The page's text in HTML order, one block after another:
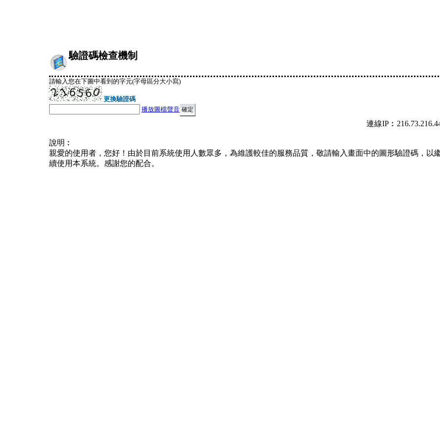
驗證碼檢查機制
請輸入您在下圖中看到的字元(字母區分大小寫)
更換驗證碼
播放圖檔聲音
連線
說明︰
親愛的使用者，您好！由於目前系統使用人數眾多，為維護較佳的服務品質，敬請輸入畫面中的圖形驗證碼，以
續使用本系統。感謝您的配合。